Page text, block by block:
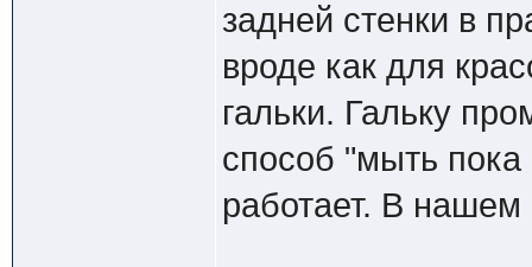
задней стенки в
вроде как для
гальки. Гальку
способ "мыть
работает. В